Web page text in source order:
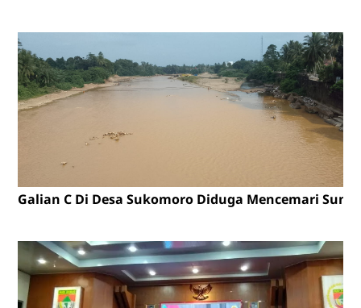
Galian C Di Desa Sukomoro Diduga Mencemari